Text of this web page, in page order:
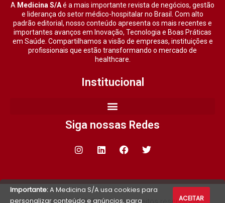
A Medicina S/Aé a mais importante revista de negócios, gestão
e liderança do setor médico-hospitalar no Brasil. Com alto
padrão editorial, nosso conteúdo apresenta os mais recentes e
importantes avanços em Inovação, Tecnologia e Boas Práticas
em Saúde. Compartilhamos a visão de empresas, instituições e
profissionais que estão transformando o mercado de
healthcare.
Institucional
Siga nossas Redes
Importante:A Medicina S/A usa cookies para
personalizar conteúdo e anúncios, para
ACEITAR